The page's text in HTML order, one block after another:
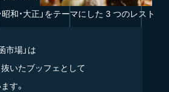
和・大正」をテーマにした 3 つのレスト
市場」は
いたブッフェとして
す。